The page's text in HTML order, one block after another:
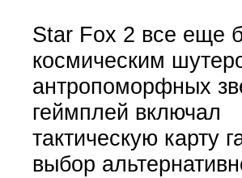
Star Fox 2 все еще
космическим
антропоморфных
геймплей включал
тактическую карту
выбор